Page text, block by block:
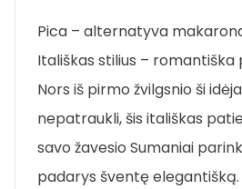
Pica – alternatyva
Itališkas stilius – romantiška
Nors iš pirmo žvilgsnio ši
nepatraukli, šis itališkas
savo žavesio Sumaniai
padarys šventę elegantišką.